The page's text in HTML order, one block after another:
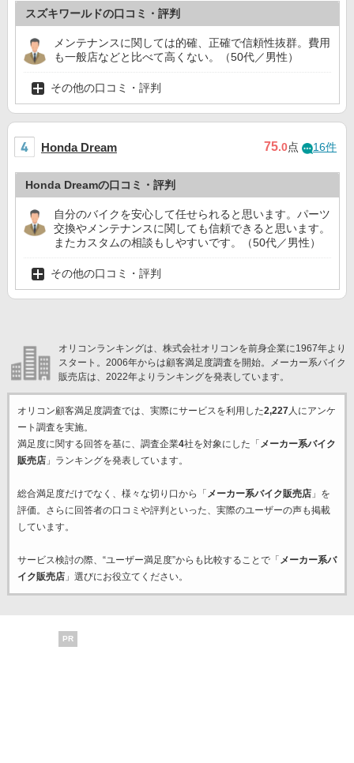
スズキワールドの口コミ・評判
メンテナンスに関しては的確、正確で信頼性抜群。費用
も一般店などと比べて高くない。（50代／男性）
その他の口コミ・評判
Honda Dream 75.0点 16件
Honda Dreamの口コミ・評判
自分のバイクを安心して任せられると思います。パーツ
交換やメンテナンスに関しても信頼できると思います。
またカスタムの相談もしやすいです。（50代／男性）
その他の口コミ・評判
オリコンランキングは、株式会社オリコンを前身企業に1967年より
スタート。2006年からは顧客満足度調査を開始。メーカー系バイク
販売店は、2022年よりランキングを発表しています。
オリコン顧客満足度調査では、実際にサービスを利用した2,227人にアンケ
ート調査を実施。
満足度に関する回答を基に、調査企業4社を対象にした「 メーカー系バイク
販売店」ランキングを発表しています。
総合満足度だけでなく、様々な切り口から「 メーカー系バイク販売店」を
評価。さらに回答者の口コミや評判といった、実際のユーザーの声も掲載
しています。
サービス検討の際、“ユーザー満足度”からも比較することで「 メーカー系バ
イク販売店」選びにお役立てください。
PR